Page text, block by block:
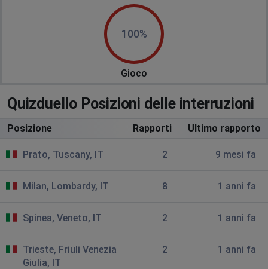
1 anni ago
Non riesco più a giocare
Milan, Italy • 1 anni ago
Capannori, Italy
profili
100%
Gioco
Quizduello Posizioni delle interruzioni
Posizione Rapporti Ultimo rapporto
Prato, Tuscany, IT 2 9 mesi fa
Milan, Lombardy, IT 8 1 anni fa
Spinea, Veneto, IT 2 1 anni fa
Trieste, Friuli Venezia
Giulia, IT
2 1 anni fa